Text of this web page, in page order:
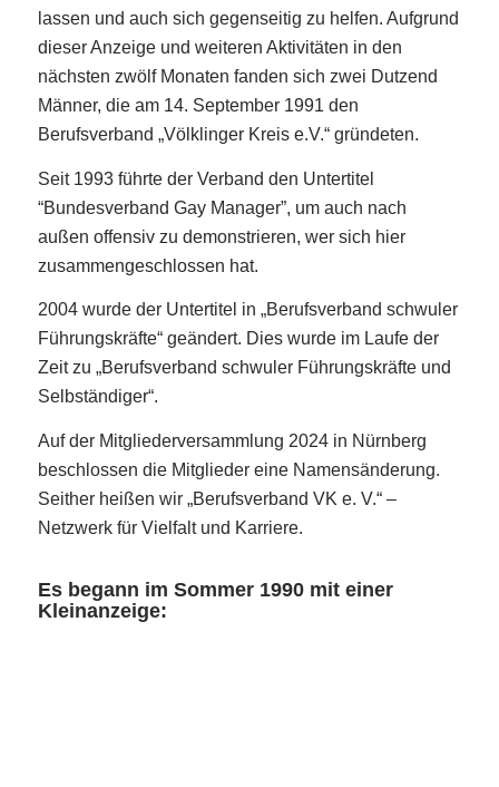
lassen und auch sich gegenseitig zu helfen. Aufgrund
dieser Anzeige und weiteren Aktivitäten in den
nächsten zwölf Monaten fanden sich zwei Dutzend
Männer, die am 14. September 1991 den
Berufsverband „Völklinger Kreis e.V.“ gründeten.
Seit 1993 führte der Verband den Untertitel
“Bundesverband Gay Manager”, um auch nach
außen offensiv zu demonstrieren, wer sich hier
zusammengeschlossen hat.
2004 wurde der Untertitel in „Berufsverband schwuler
Führungskräfte“ geändert. Dies wurde im Laufe der
Zeit zu „Berufsverband schwuler Führungskräfte und
Selbständiger“.
Auf der Mitgliederversammlung 2024 in Nürnberg
beschlossen die Mitglieder eine Namensänderung.
Seither heißen wir „Berufsverband VK e. V.“ –
Netzwerk für Vielfalt und Karriere.
Es begann im Sommer 1990 mit einer
Kleinanzeige: